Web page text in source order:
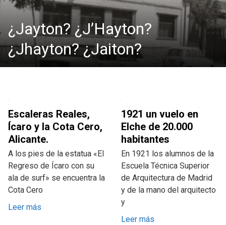
¿Jayton? ¿J’Hayton?
¿Jhayton? ¿Jaiton?
Escaleras Reales,
Ícaro y la Cota Cero,
Alicante.
A los pies de la estatua «El
Regreso de Ícaro con su
ala de surf» se encuentra la
Cota Cero
Leer más
1921 un vuelo en
Elche de 20.000
habitantes
En 1921 los alumnos de la
Escuela Técnica Superior
de Arquitectura de Madrid
y de la mano del arquitecto
y
Leer más